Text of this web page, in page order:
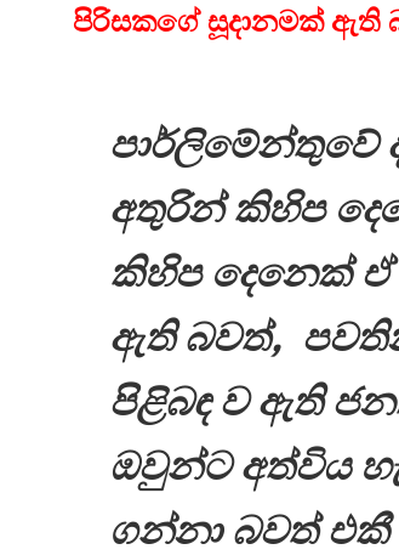
පිරිසකගේ සූදානමක් ඇති
පාර්ලිමේන්තුවේ
අතුරින් කිහිප
කිහිප දෙනෙක් ඒ
ඇති බවත්,
පිළිබඳ ව ඇති
ඔවුන්ට අත්විය
ගන්නා බවත් එකී